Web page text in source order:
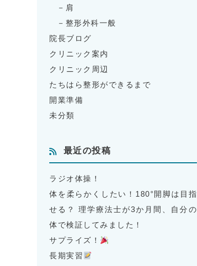
肩
整形外科一般
院長ブログ
クリニック案内
クリニック周辺
たちはら整形ができるまで
開業準備
未分類
最近の投稿
ラジオ体操！
体を柔らかくしたい！180°開脚は目指
せる？ 理学療法士が3か月間、自分の
体で検証してみました！
サプライズ！
長期実習